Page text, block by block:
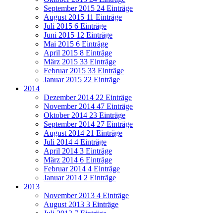
September 2015 24 Einträge
August 2015 11 Einträge
Juli 2015 6 Einträge
Juni 2015 12 Einträge
Mai 2015 6 Einträge
April 2015 8 Einträge
März 2015 33 Einträge
Februar 2015 33 Einträge
Januar 2015 22 Einträge
2014
Dezember 2014 22 Einträge
November 2014 47 Einträge
Oktober 2014 23 Einträge
September 2014 27 Einträge
August 2014 21 Einträge
Juli 2014 4 Einträge
April 2014 3 Einträge
März 2014 6 Einträge
Februar 2014 4 Einträge
Januar 2014 2 Einträge
2013
November 2013 4 Einträge
August 2013 3 Einträge